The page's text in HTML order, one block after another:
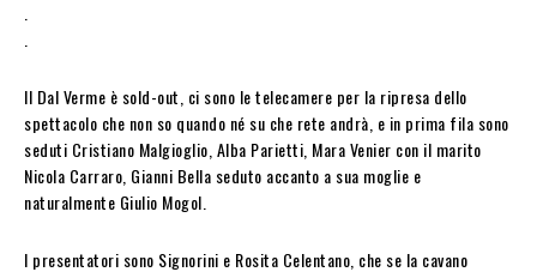
Il Dal Verme è sold-out, ci sono le telecamere per la ripresa dello
spettacolo che non so quando né su che rete andrà, e in prima fila sono
seduti Cristiano Malgioglio, Alba Parietti, Mara Venier con il marito
Nicola Carraro, Gianni Bella seduto accanto a sua moglie e
naturalmente Giulio Mogol.
I presentatori sono Signorini e Rosita Celentano, che se la cavano